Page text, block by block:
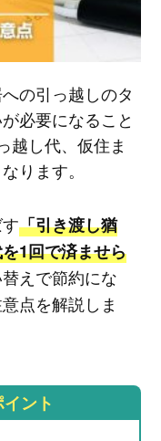
の引っ越しのタ
必要になること
越し代、仮住ま
ります。
「引き渡し猶
1回で済ませら
えで節約にな
点を解説しま
ント